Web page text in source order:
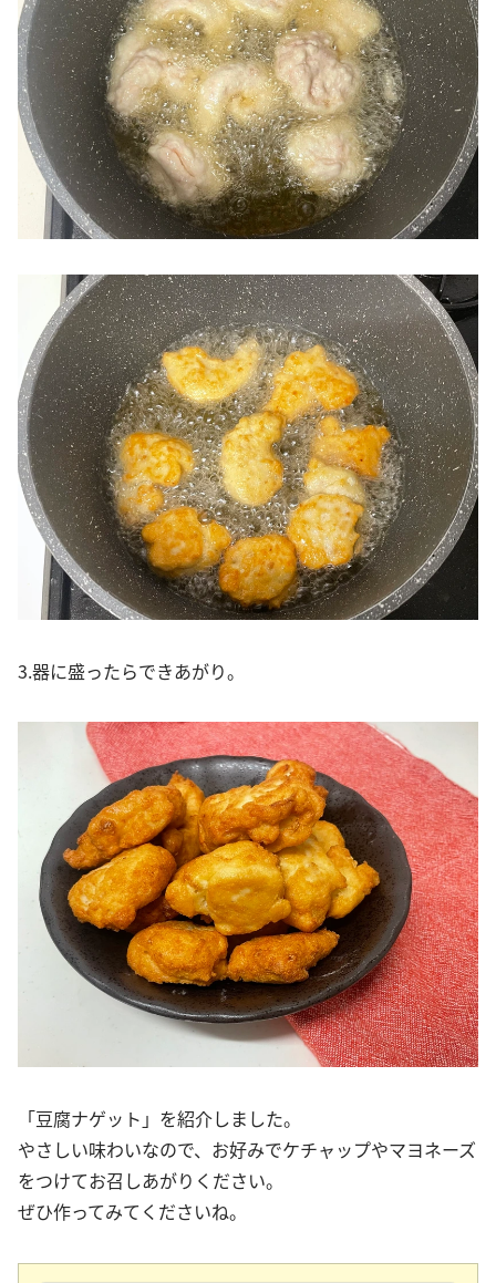
3.器に盛ったらできあがり。
「豆腐ナゲット」を紹介しました。
やさしい味わいなので、お好みでケチャップやマヨネーズ
をつけてお召しあがりください。
ぜひ作ってみてくださいね。